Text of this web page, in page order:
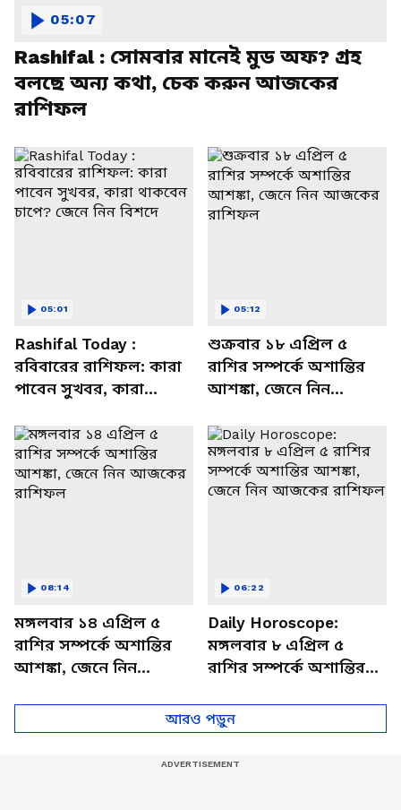
Rashifal : সোমবার মানেই মুড অফ? গ্রহ
বলছে অন্য কথা, চেক করুন আজকের
রাশিফল
05:07
Rashifal Today :
রবিবারের রাশিফল: কারা
পাবেন সুখবর, কারা
বিশদে
05:01
শুক্রবার ১৮ এপ্রিল ৫
রাশির সম্পর্কে অশান্তির
আশঙ্কা, জেনে নিন
05:12
মঙ্গলবার ১৪ এপ্রিল ৫
রাশির সম্পর্কে অশান্তির
আশঙ্কা, জেনে নিন
08:14
Daily Horoscope:
মঙ্গলবার ৮ এপ্রিল ৫
রাশির সম্পর্কে অশান্তির
আজকের রাশিফল
06:22
আরও পড়ুন